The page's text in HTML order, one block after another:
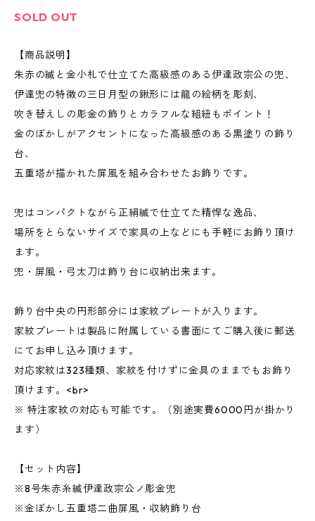
SOLD OUT
【商品説明】
朱赤の縅と金小札で仕立てた高級感のある伊達政宗公の兜、
伊達兜の特徴の三日月型の鍬形には龍の絵柄を彫刻、
吹き替えしの彫金の飾りとカラフルな組紐もポイント！
金のぼかしがアクセントになった高級感のある黒塗りの飾り
台、
五重塔が描かれた屏風を組み合わせたお飾りです。
兜はコンパクトながら正絹縅で仕立てた精悍な逸品、
場所をとらないサイズで家具の上などにも手軽にお飾り頂け
ます。
兜・屏風・弓太刀は飾り台に収納出来ます。
飾り台中央の円形部分には家紋プレートが入ります。
家紋プレートは製品に附属している書面にてご購入後に郵送
にてお申し込み頂けます。
対応家紋は323種類、家紋を付けずに金具のままでもお飾り
頂けます。<br>
※ 特注家紋の対応も可能です。（別途実費6000円が掛かり
ます）
【セット内容】
※8号朱赤糸縅伊達政宗公ノ彫金兜
※金ぼかし五重塔二曲屏風・収納飾り台